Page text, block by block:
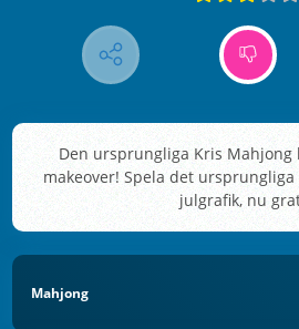
Den ursprungliga Kris
makeover! Spela det
julgrafik, nu
Mahjong